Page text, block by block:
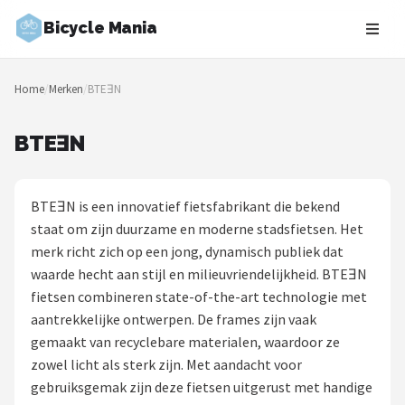
Bicycle Mania
Zoeken
NAVIGATIE
Blog
Fietsroutes
Kinderfietsen
Stadsfietsen
Elektrische fietsen
Home/Merken/BTEƎN
BTEƎN
BTEƎN is een innovatief fietsfabrikant die bekend
staat om zijn duurzame en moderne stadsfietsen. Het
merk richt zich op een jong, dynamisch publiek dat
waarde hecht aan stijl en milieuvriendelijkheid. BTEƎN
fietsen combineren state-of-the-art technologie met
aantrekkelijke ontwerpen. De frames zijn vaak
gemaakt van recyclebare materialen, waardoor ze
zowel licht als sterk zijn. Met aandacht voor
gebruiksgemak zijn deze fietsen uitgerust met handige